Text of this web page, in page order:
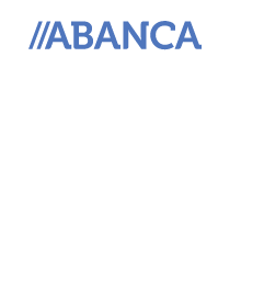
ABANCA